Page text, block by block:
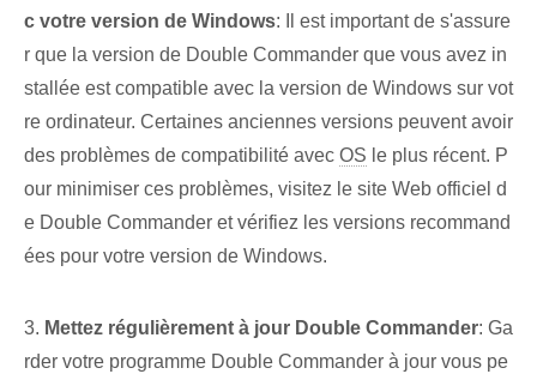
c votre version de Windows: Il est important de s'assure
r que la version de Double Commander que vous avez in
stallée est compatible avec la version de Windows sur vot
re ordinateur. Certaines anciennes versions peuvent avoir
des problèmes de compatibilité avec OS le plus récent. P
our minimiser ces problèmes, visitez le site Web officiel d
e Double Commander et vérifiez les versions recommand
ées pour votre version de Windows.
3. Mettez régulièrement à jour Double Commander: Ga
rder votre programme Double Commander à jour vous pe